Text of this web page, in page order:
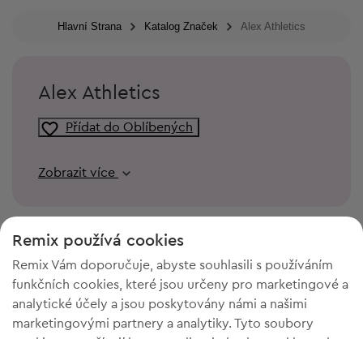
Hlavní Strana Katalog Značek Alex Athletics
Alex Athletics
Přídat do Oblíbených
Zobrazit více
Remix používá cookies
Remix Vám doporučuje, abyste souhlasili s používáním
funkčních cookies, které jsou určeny pro marketingové a
analytické účely a jsou poskytovány námi a našimi
marketingovými partnery a analytiky. Tyto soubory